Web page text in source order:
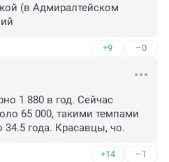
(в Адмиралтейском
+9 –0
1 880 в год. Сейчас
65 000, такими темпами
34.5 года. Красавцы, чо.
+14 –1